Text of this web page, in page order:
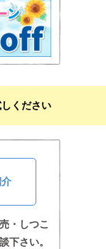
ください
・しつこ
下さい。